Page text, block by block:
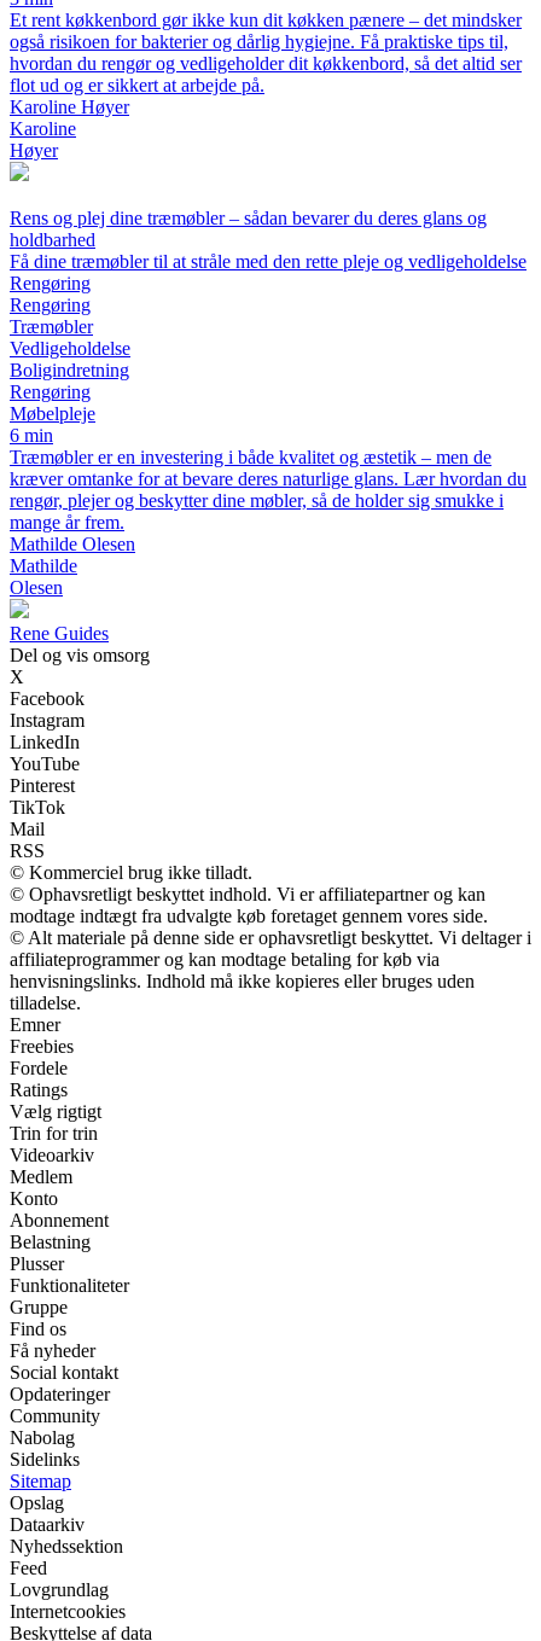
Et rent køkkenbord gør ikke kun dit køkken pænere – det mindsker
også risikoen for bakterier og dårlig hygiejne. Få praktiske tips til,
hvordan du rengør og vedligeholder dit køkkenbord, så det altid ser
flot ud og er sikkert at arbejde på.
Karoline Høyer
Karoline
Høyer
Rens og plej dine træmøbler – sådan bevarer du deres glans og
holdbarhed
Få dine træmøbler til at stråle med den rette pleje og vedligeholdelse
Rengøring
Rengøring
Træmøbler
Vedligeholdelse
Boligindretning
Rengøring
Møbelpleje
6 min
Træmøbler er en investering i både kvalitet og æstetik – men de
kræver omtanke for at bevare deres naturlige glans. Lær hvordan du
rengør, plejer og beskytter dine møbler, så de holder sig smukke i
mange år frem.
Mathilde Olesen
Mathilde
Olesen
Rene Guides
Del og vis omsorg
X
Facebook
Instagram
LinkedIn
YouTube
Pinterest
TikTok
Mail
RSS
© Kommerciel brug ikke tilladt.
© Ophavsretligt beskyttet indhold. Vi er affiliatepartner og kan
modtage indtægt fra udvalgte køb foretaget gennem vores side.
© Alt materiale på denne side er ophavsretligt beskyttet. Vi deltager i
affiliateprogrammer og kan modtage betaling for køb via
henvisningslinks. Indhold må ikke kopieres eller bruges uden
tilladelse.
Emner
Freebies
Fordele
Ratings
Vælg rigtigt
Trin for trin
Videoarkiv
Medlem
Konto
Abonnement
Belastning
Plusser
Funktionaliteter
Gruppe
Find os
Få nyheder
Social kontakt
Opdateringer
Community
Nabolag
Sidelinks
Sitemap
Opslag
Dataarkiv
Nyhedssektion
Feed
Lovgrundlag
Internetcookies
Beskyttelse af data